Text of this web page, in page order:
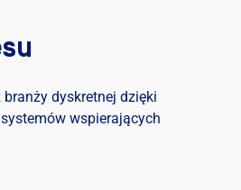
dyskretnej dzięki
wspierających